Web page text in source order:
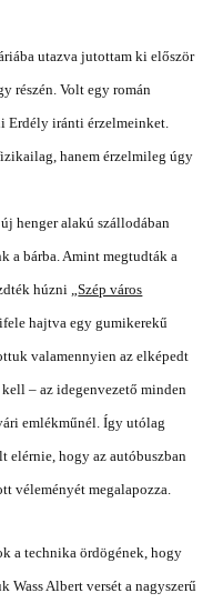
utazva jutottam ki először
részén. Volt egy román
Erdély iránti érzelmeinket.
hanem érzelmileg úgy
henger alakú szállodában
a bárba. Amint megtudták a
húzni „Szép város
hajtva egy gumikerekű
valamennyien az elképedt
– az idegenvezető minden
emlékműnél. Így utólag
elérnie, hogy az autóbuszban
véleményét megalapozza.
a technika ördögének, hogy
Wass Albert versét a nagyszerű